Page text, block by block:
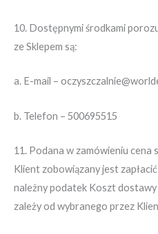
10. Dostępnymi środkami
ze Sklepem są:
a. E-mail –
b. Telefon – 500695515
11. Podana w zamówieniu
Klient zobowiązany jest
należny podatek Koszt dostawy
zależy od wybranego przez